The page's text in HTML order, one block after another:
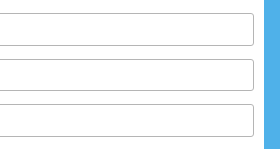
1352****520
10分钟前预约成功
1314****601
18分钟前预约成功
1377****842 24分钟前预约成功